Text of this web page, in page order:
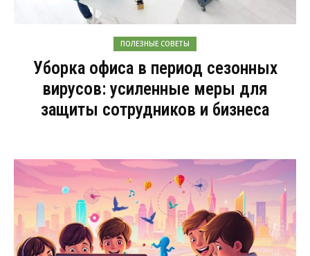
ПОЛЕЗНЫЕ СОВЕТЫ
Уборка офиса в период сезонных
вирусов: усиленные меры для
защиты сотрудников и бизнеса